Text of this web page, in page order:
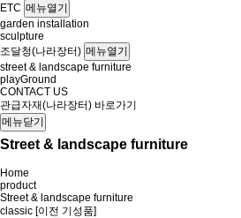
ETC 메뉴열기
garden installation
sculpture
조달청(나라장터) 메뉴열기
street & landscape furniture
playGround
CONTACT US
관급자재(나라장터) 바로가기
메뉴닫기
Street & landscape furniture
Home
product
Street & landscape furniture
classic [이전 기성품]